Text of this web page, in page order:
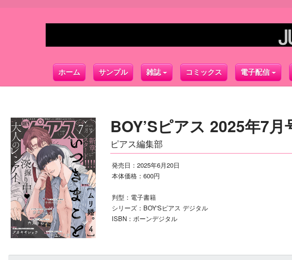
ホーム サンプル 雑誌 コミックス 電子配信
BOY’Sピアス 2025年7月
ピアス編集部
発売日：2025年6月20日
本体価格：600円
判型：電子書籍
シリーズ：BOY'Sピアス デジタル
ISBN：ボーンデジタル